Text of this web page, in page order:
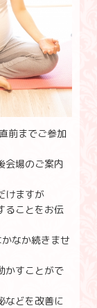
前までご参加
会場のご案内
けますが
ることをお伝
なか続きませ
かすことがで
などを改善に